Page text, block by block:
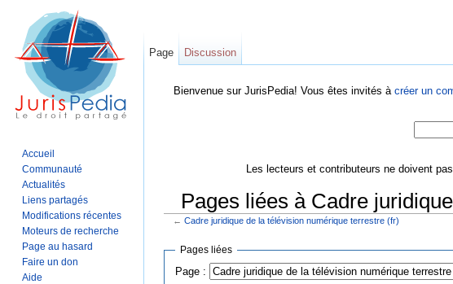
Bienvenue sur JurisPedia! Vous êtes invités à créer un
Les lecteurs et contributeurs ne doivent
Pages liées à Cadre
← Cadre juridique de la télévision numérique terrestre (fr)
Pages liées
Page :
Page Discussion
Accueil
Communauté
Actualités
Liens partagés
Modifications récentes
Moteurs de recherche
Page au hasard
Faire un don
Aide